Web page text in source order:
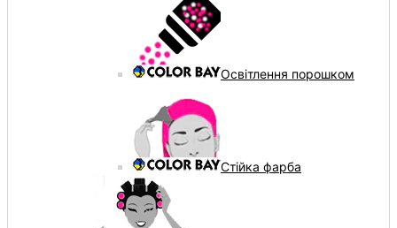
Освітлення порошком
Стійка фарба